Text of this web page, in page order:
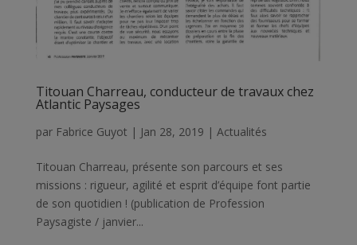
Titouan Charreau, conducteur de travaux chez
Atlantic Paysages
par Fabrice Guyot | Jan 28, 2019 | Actualités
Titouan Charreau, présente son parcours et ses
missions : rigueur, agilité et esprit d’équipe font partie
de son quotidien ! (publication de Profession
Paysagiste / janvier...